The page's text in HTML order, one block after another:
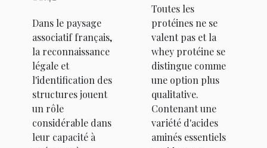
pour les
associations
Dans le paysage
associatif français,
la reconnaissance
légale et
l'identification des
structures jouent
un rôle
considérable dans
leur capacité à
indications
Toutes les
protéines ne se
valent pas et la
whey protéine se
distingue comme
une option plus
qualitative.
Contenant une
variété d'acides
aminés essentiels